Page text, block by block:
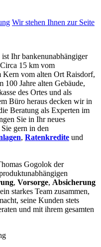
Wir stehen Ihnen zur Seite
Ihr bankenunabhängiger
15 km vom
Kern vom alten Ort Raisdorf,
100 Jahre alten Gebäude,
des Ortes und als
Büro heraus decken wir in
Beratung als Experten im
Sie in Ihr neues
gern in den
, Ratenkredite und
Gogolok der
, Vorsorge, Absicherung
starkes Team zusammen,
seine Kunden stets
und mit ihrem gesamten